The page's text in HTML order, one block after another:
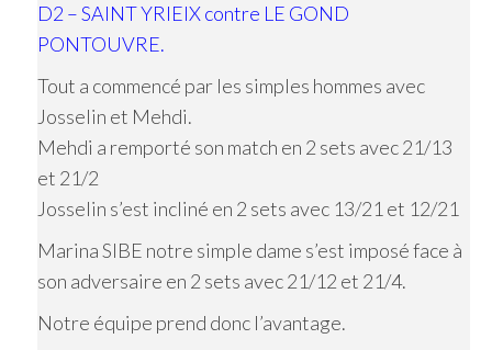
D2 – SAINT YRIEIX contre LE GOND
PONTOUVRE.
Tout a commencé par les simples hommes avec
Josselin et Mehdi.
Mehdi a remporté son match en 2 sets avec 21/13
et 21/2
Josselin s’est incliné en 2 sets avec 13/21 et 12/21
Marina SIBE notre simple dame s’est imposé face à
son adversaire en 2 sets avec 21/12 et 21/4.
Notre équipe prend donc l’avantage.